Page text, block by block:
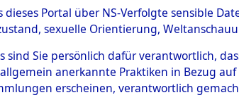
0003
dieses Portal über NS-Verfolgte sensible
sexuelle Orientierung,
sind Sie persönlich dafür verantwortlich,
anerkannte Praktiken in Bezug
erscheinen, verantwortlich